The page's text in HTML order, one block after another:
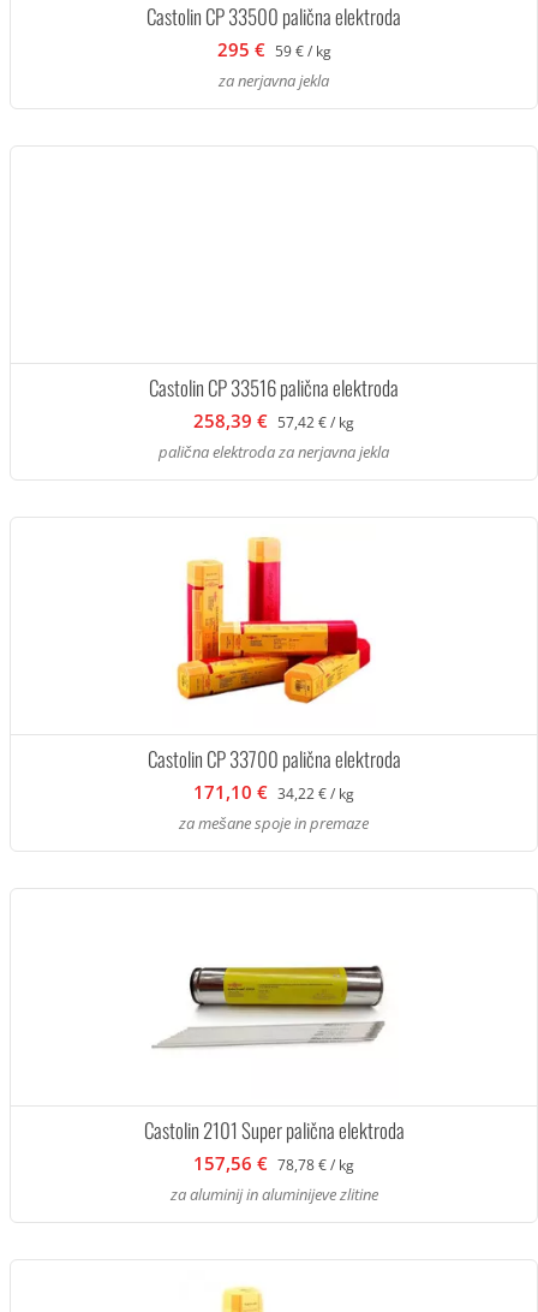
Castolin CP 33500 palična elektroda
295 € 59 € / kg
za nerjavna jekla
Castolin CP 33516 palična elektroda
258,39 € 57,42 € / kg
palična elektroda za nerjavna jekla
Castolin CP 33700 palična elektroda
171,10 € 34,22 € / kg
za mešane spoje in premaze
Castolin 2101 Super palična elektroda
157,56 € 78,78 € / kg
za aluminij in aluminijeve zlitine